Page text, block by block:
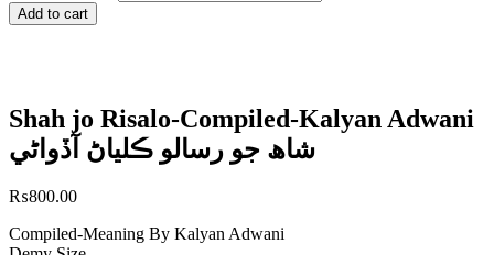
Add to cart
Shah jo Risalo-Compiled-Kalyan Adwani
شاھ جو رسالو ڪلياڻ آڏواڻي
₨800.00
Compiled-Meaning By Kalyan Adwani